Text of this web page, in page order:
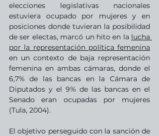
elecciones legislativas nacionales
estuviera ocupado por mujeres y en
posiciones donde tuvieran la posibilidad
de ser electas, marcó un hito en la lucha
por la representación política femenina
en un contexto de baja representación
femenina en ambas cámaras, donde el
6,7% de las bancas en la Cámara de
Diputados y el 9% de las bancas en el
Senado eran ocupadas por mujeres
(Tula, 2004).
El objetivo perseguido con la sanción de